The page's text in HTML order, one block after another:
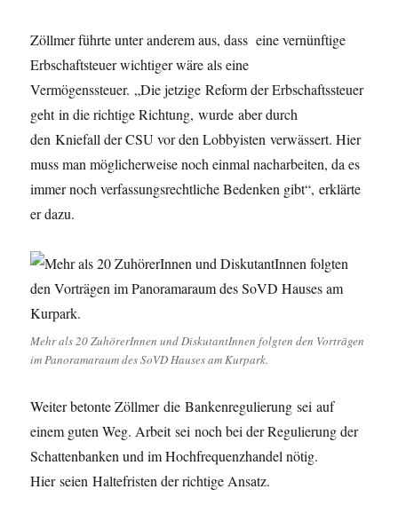
Zöllmer führte unter anderem aus, dass eine vernünftige
Erbschaftsteuer wichtiger wäre als eine
Vermögenssteuer. „Die jetzige Reform der Erbschaftssteuer
geht in die richtige Richtung, wurde aber durch
den Kniefall der CSU vor den Lobbyisten verwässert. Hier
muss man möglicherweise noch einmal nacharbeiten, da es
immer noch verfassungsrechtliche Bedenken gibt“, erklärte
er dazu.
Mehr als 20 ZuhörerInnen und DiskutantInnen folgten den Vorträgen
im Panoramaraum des SoVD Hauses am Kurpark.
Weiter betonte Zöllmer die Bankenregulierung sei auf
einem guten Weg. Arbeit sei noch bei der Regulierung der
Schattenbanken und im Hochfrequenzhandel nötig.
Hier seien Haltefristen der richtige Ansatz.